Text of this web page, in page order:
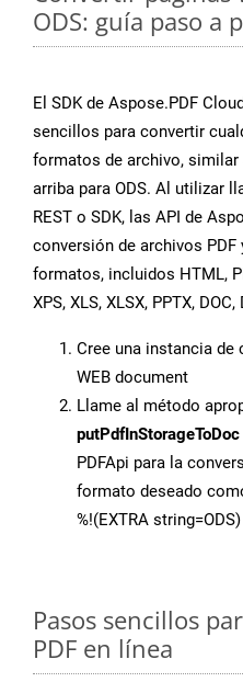
ODS: guía paso a
El SDK de Aspose.PDF
sencillos para convertir
formatos de archivo,
arriba para ODS. Al utilizar
REST o SDK, las API de
conversión de archivos PDF
formatos, incluidos HTML,
XPS, XLS, XLSX, PPTX,
Cree una instancia de
WEB document
Llame al método
putPdfInStorageToDoc
PDFApi para la
formato deseado
%!(EXTRA string=ODS)
Pasos sencillos
PDF en línea